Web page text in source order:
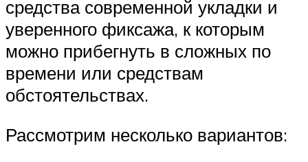
средства современной укладки и
уверенного фиксажа, к которым
можно прибегнуть в сложных по
времени или средствам
обстоятельствах.
Рассмотрим несколько вариантов: